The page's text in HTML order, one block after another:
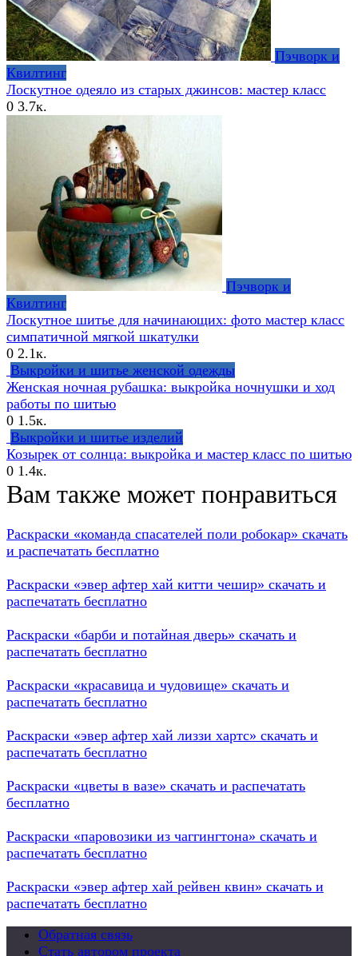
Пэчворк и
Квилтинг
Лоскутное одеяло из старых джинсов: мастер класс
0 3.7к.
Пэчворк и
Квилтинг
Лоскутное шитье для начинающих: фото мастер класс
симпатичной мягкой шкатулки
0 2.1к.
Выкройки и шитье женской одежды
Женская ночная рубашка: выкройка ночнушки и ход
работы по шитью
0 1.5к.
Выкройки и шитье изделий
Козырек от солнца: выкройка и мастер класс по шитью
0 1.4к.
Вам также может понравиться
Раскраски «команда спасателей поли робокар» скачать
и распечатать бесплатно
Раскраски «эвер афтер хай китти чешир» скачать и
распечатать бесплатно
Раскраски «барби и потайная дверь» скачать и
распечатать бесплатно
Раскраски «красавица и чудовище» скачать и
распечатать бесплатно
Раскраски «эвер афтер хай лиззи хартс» скачать и
распечатать бесплатно
Раскраски «цветы в вазе» скачать и распечатать
бесплатно
Раскраски «паровозики из чаггингтона» скачать и
распечатать бесплатно
Раскраски «эвер афтер хай рейвен квин» скачать и
распечатать бесплатно
Обратная связь
Стать автором проекта